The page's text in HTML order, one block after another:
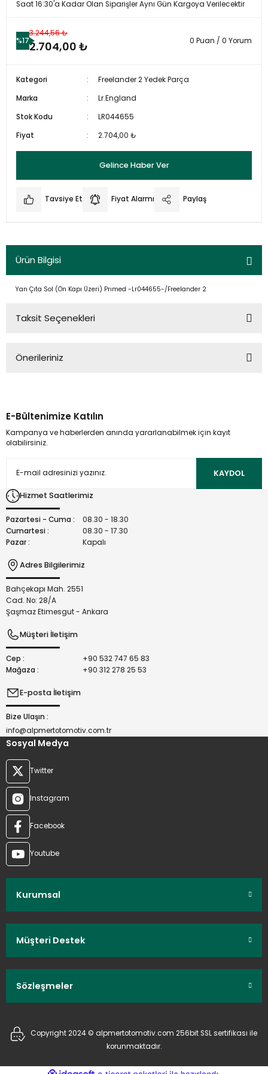
Saat 16:30'a Kadar Olan Siparişler Aynı Gün Kargoya Verilecektir
%17
3.244,56 ₺
2.704,00 ₺ 0 Puan / 0 Yorum
Kategori
Freelander 2 Yedek Parça
Marka
Lr.England
Stok Kodu
LR044655
Fiyat
2.704,00 ₺
Gelince Haber Ver
Tavsiye Et Fiyat Alarmı Paylaş
Ürün Bilgisi
Yan Çıta Sol (Ön Kapı Üzeri) Prımed -Lr044655-/Freelander 2
Taksit Seçenekleri
Önerileriniz
kullanarak tarafımıza iletebilirsiniz.
Görüş ve önerileriniz için teşekkür ederiz.
Ürün açıklamasında eksik bilgiler bulunuyor.
Bu ürüne benzer farklı alternatifler olmalı.
E-Bültenimize Katılın
Kampanya ve haberlerden anında yararlanabilmek için kayıt
olabilirsiniz.
KAYDOL
Hizmet Saatlerimiz
Pazartesi - Cuma :
08.30 - 18.30
Cumartesi :
08.30 - 17.30
Pazar :
Kapalı
Adres Bilgilerimiz
Bahçekapı Mah. 2551
Cad. No: 28/A
Şaşmaz Etimesgut - Ankara
Müşteri İletişim
Cep :
+90 532 747 65 83
Mağaza :
+90 312 278 25 53
E-posta İletişim
Bize Ulaşın :
info@alpmertotomotiv.com.tr
Sosyal Medya
Twitter
Instagram
Facebook
Youtube
Kurumsal
Müşteri Destek
Sözleşmeler
Copyright 2024 © alpmertotomotiv.com 256bit SSL sertifikası ile
korunmaktadır.